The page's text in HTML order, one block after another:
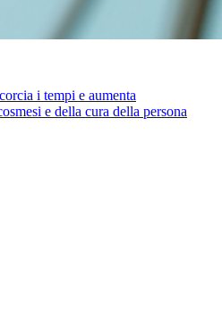
i tempi e aumenta
e della cura della persona